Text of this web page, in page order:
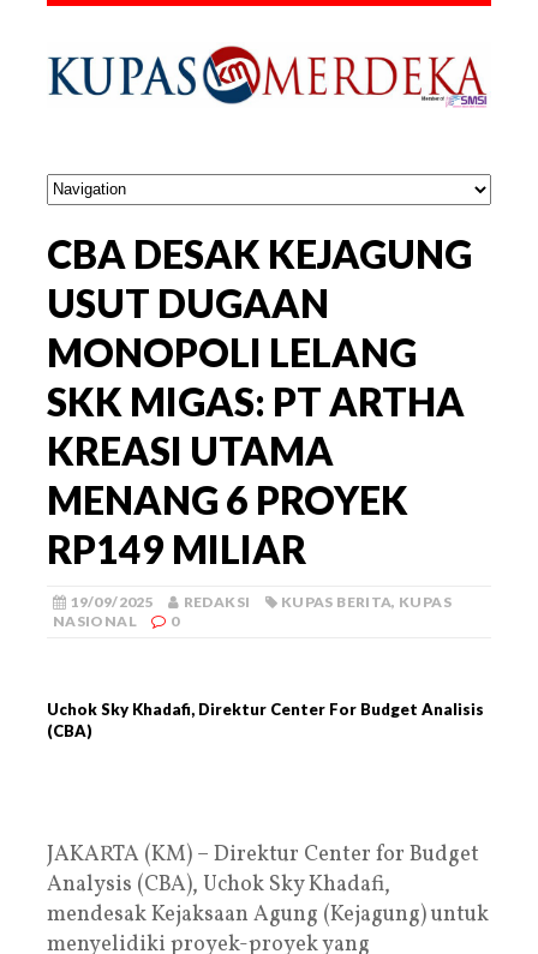
CBA DESAK KEJAGUNG
USUT DUGAAN
MONOPOLI LELANG
SKK MIGAS: PT ARTHA
KREASI UTAMA
MENANG 6 PROYEK
RP149 MILIAR
19/09/2025 REDAKSI KUPAS BERITA, KUPAS
NASIONAL
0
Uchok Sky Khadafi, Direktur Center For Budget Analisis
(CBA)
JAKARTA (KM) – Direktur Center for Budget
Analysis (CBA), Uchok Sky Khadafi,
mendesak Kejaksaan Agung (Kejagung) untuk
menyelidiki proyek-proyek yang